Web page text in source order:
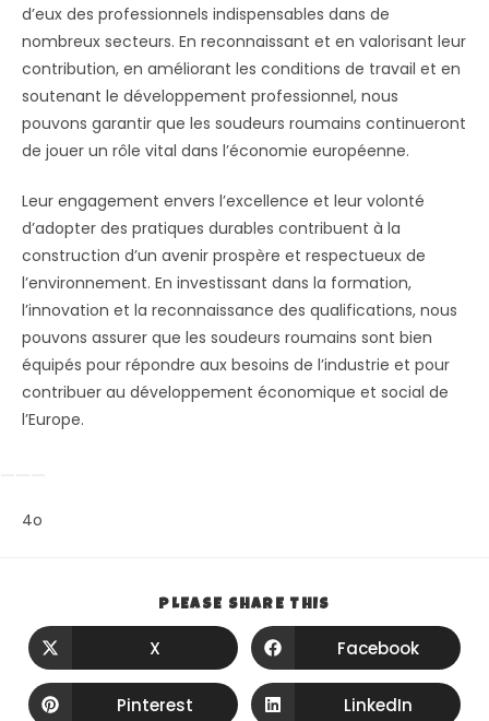
d’eux des professionnels indispensables dans de
nombreux secteurs. En reconnaissant et en valorisant leur
contribution, en améliorant les conditions de travail et en
soutenant le développement professionnel, nous
pouvons garantir que les soudeurs roumains continueront
de jouer un rôle vital dans l’économie européenne.
Leur engagement envers l’excellence et leur volonté
d’adopter des pratiques durables contribuent à la
construction d’un avenir prospère et respectueux de
l’environnement. En investissant dans la formation,
l’innovation et la reconnaissance des qualifications, nous
pouvons assurer que les soudeurs roumains sont bien
équipés pour répondre aux besoins de l’industrie et pour
contribuer au développement économique et social de
l’Europe.
4o
PLEASE SHARE THIS
X Facebook
Pinterest LinkedIn